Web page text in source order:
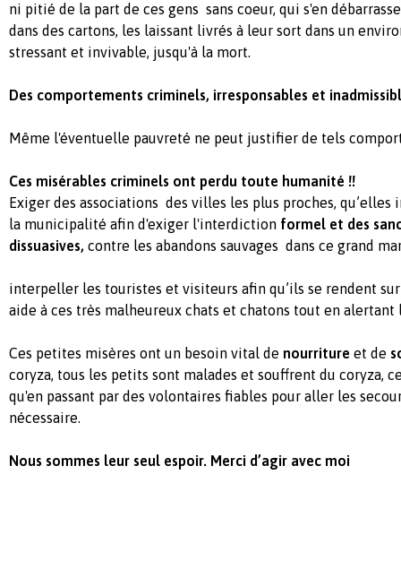
ni pitié de la part de ces gens sans coeur, qui s'en
dans des cartons, les laissant livrés à leur sort dans un
stressant et invivable, jusqu'à la mort.
Des comportements criminels, irresponsables et
Même l'éventuelle pauvreté ne peut justifier de tels
Ces misérables criminels ont perdu toute humanité !!
Exiger des associations des villes les plus proches, qu’elles
la municipalité afin d'exiger l'interdiction formel et des
dissuasives, contre les abandons sauvages dans ce grand
interpeller les touristes et visiteurs afin qu’ils se rendent
aide à ces très malheureux chats et chatons tout en alertant
Ces petites misères ont un besoin vital de nourriture et de
coryza, tous les petits sont malades et souffrent du coryza,
qu'en passant par des volontaires fiables pour aller les
nécessaire.
Nous sommes leur seul espoir. Merci d’agir avec moi